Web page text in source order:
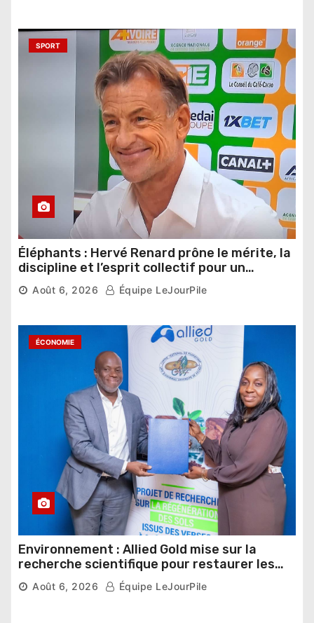
SPORT
Éléphants : Hervé Renard prône le mérite, la
discipline et l’esprit collectif pour un
nouveau départ
Août 6, 2026 Équipe LeJourPile
ÉCONOMIE
Environnement : Allied Gold mise sur la
recherche scientifique pour restaurer les
sols de ses sites miniers
Août 6, 2026 Équipe LeJourPile